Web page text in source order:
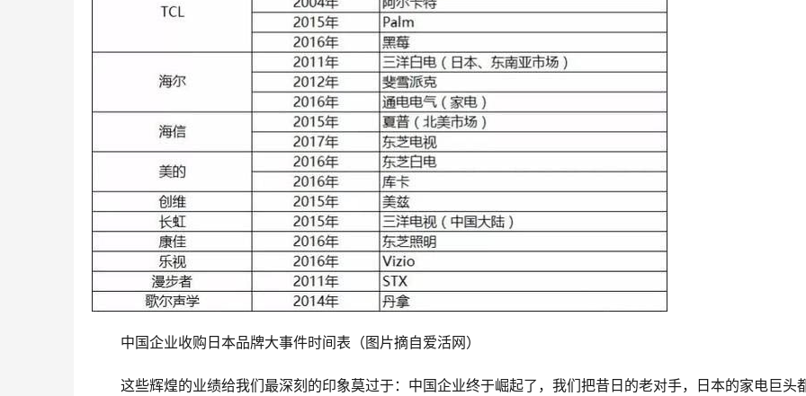
中国企业收购日本品牌大事件时间表（图片摘自爱活网）
这些辉煌的业绩给我们最深刻的印象莫过于：中国企业终于崛起了，我们把昔日的老对手，日本的家电巨头